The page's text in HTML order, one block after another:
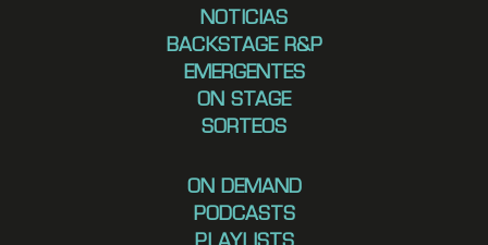
NOTICIAS
BACKSTAGE R&P
EMERGENTES
ON STAGE
SORTEOS
ON DEMAND
PODCASTS